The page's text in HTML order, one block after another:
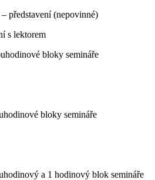
(nepovinné)
s lektorem
bloky semináře
bloky semináře
a 1 hodinový blok semináře